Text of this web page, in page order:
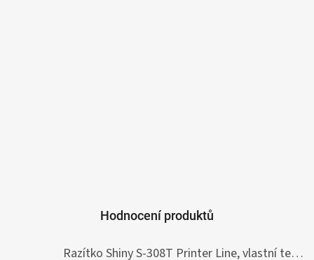
Hodnocení produktů
Razítko Shiny S-308T Printer Line, vlastní text 45 x 10 mm